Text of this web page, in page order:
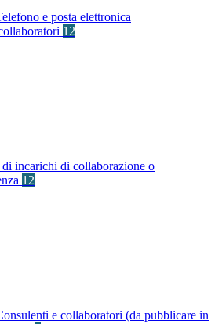
e posta elettronica
12
incarichi di collaborazione o
12
e collaboratori (da pubblicare in